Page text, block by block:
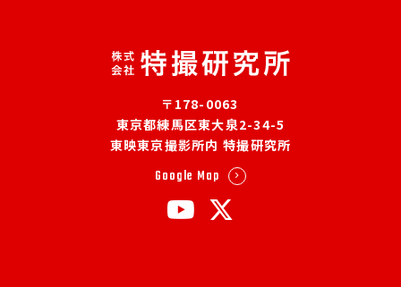
〒178-0063
東京都練馬区東大泉2-34-5
東映東京撮影所内 特撮研究所
Google Map